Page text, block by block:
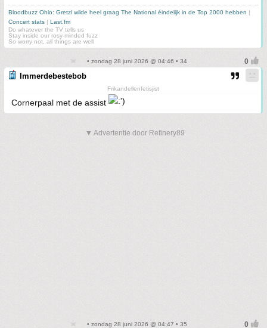
Bloodbuzz Ohio: Gretzl wilde heel graag The National éindelijk in de Top 2000 hebben |
Concert stats | Last.fm
Do whatever the TV tells us
Stay inside our rosy-minded fuzz
So worry not, all things are well
• zondag 28 juni 2026 @ 04:46 • 34
Immerdebestebob
Frikandellenfetisjist
Cornerpaal met de assist
▼ Advertentie door Refinery89
• zondag 28 juni 2026 @ 04:47 • 35